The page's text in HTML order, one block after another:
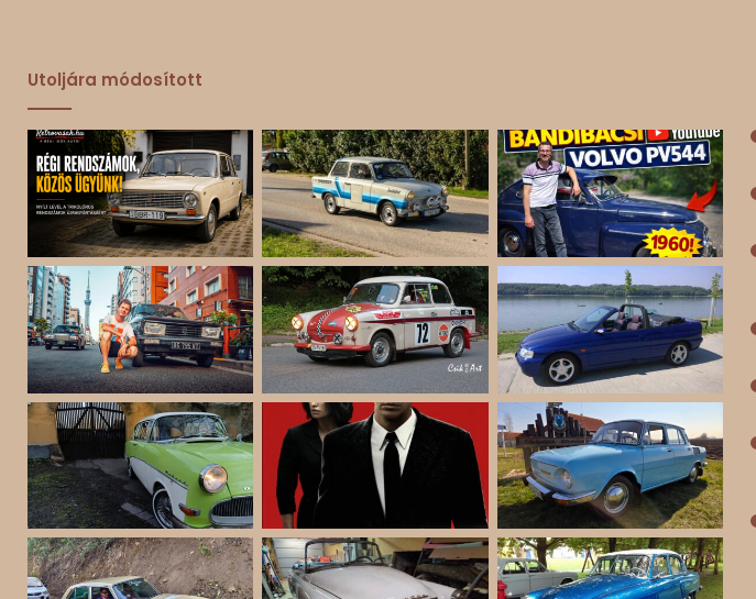
Utoljára módosított